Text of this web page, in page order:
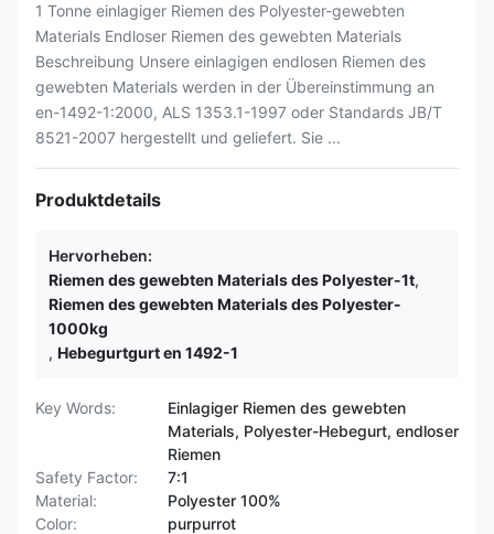
1 Tonne einlagiger Riemen des Polyester-gewebten
Materials Endloser Riemen des gewebten Materials
Beschreibung Unsere einlagigen endlosen Riemen des
gewebten Materials werden in der Übereinstimmung an
en-1492-1:2000, ALS 1353.1-1997 oder Standards JB/T
8521-2007 hergestellt und geliefert. Sie ...
Produktdetails
Hervorheben:
Riemen des gewebten Materials des Polyester-1t,
Riemen des gewebten Materials des Polyester-
1000kg
, Hebegurtgurt en 1492-1
Key Words:
Einlagiger Riemen des gewebten
Materials, Polyester-Hebegurt, endloser
Riemen
Safety Factor:
7:1
Material:
Polyester 100%
Color:
purpurrot